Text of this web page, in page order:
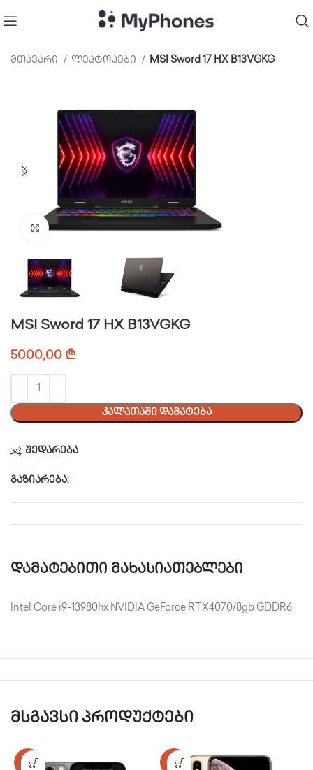
მთავარი ლეპტოპები MSI Sword 17 HX B13VGKG
Click to enlarge
MSI Sword 17 HX B13VGKG
5000,00 ₾
ᲙᲐᲚᲐᲗᲐᲨᲘ ᲓᲐᲛᲐᲢᲔᲑᲐ
შედარება
გაზიარება:
დამატებითი მახასიათებლები
Intel Core i9-13980hx NVIDIA GeForce RTX4070/8gb GDDR6
მსგავსი პროდუქტები
-17% -25%